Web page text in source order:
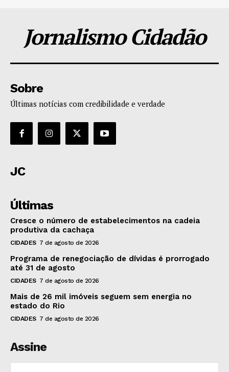
Jornalismo Cidadão
Sobre
Últimas notícias com credibilidade e verdade
JC
Últimas
Cresce o número de estabelecimentos na cadeia
produtiva da cachaça
CIDADES 7 de agosto de 2026
Programa de renegociação de dívidas é prorrogado
até 31 de agosto
CIDADES 7 de agosto de 2026
Mais de 26 mil imóveis seguem sem energia no
estado do Rio
CIDADES 7 de agosto de 2026
Assine